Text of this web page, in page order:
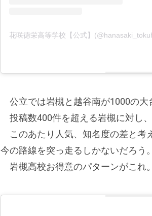
公立では岩槻と越谷南が1000の大
投稿数400件を超える岩槻に対し、
このあたり人気、知名度の差と考
今の路線を突っ走るしかないだろう。
岩槻高校お得意のパターンがこれ。